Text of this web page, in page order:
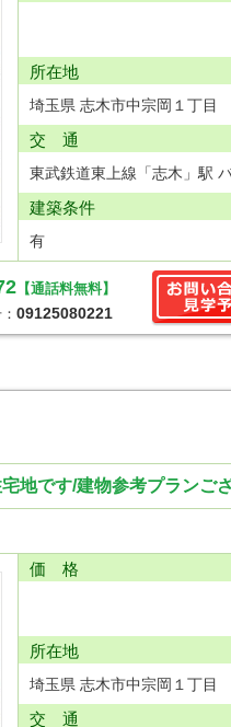
所在地
埼玉県 志木市中宗岡１丁目
交 通
東武鉄道東上線「志木」駅
建築条件
有
【通話料無料】
：09125080221
地です/建物参考プランご
価 格
所在地
埼玉県 志木市中宗岡１丁目
交 通